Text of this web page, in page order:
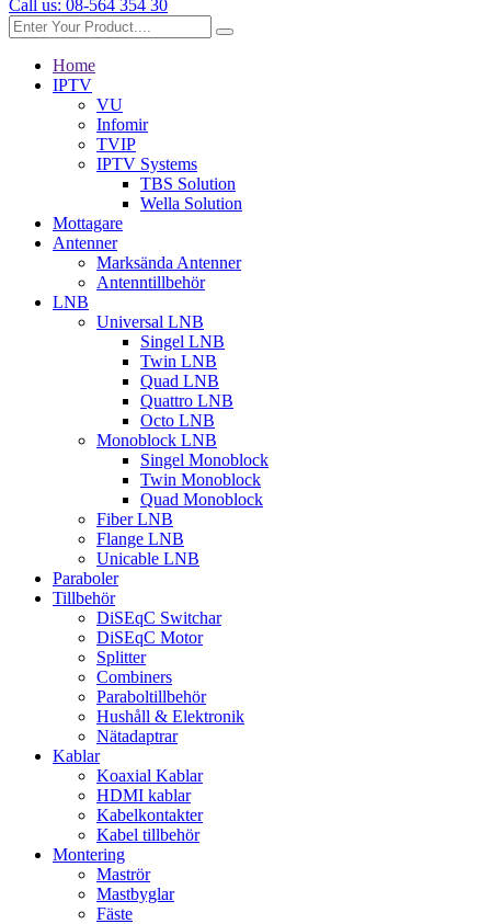
Call us: 08-564 354 30
Home
IPTV
VU
Infomir
TVIP
IPTV Systems
TBS Solution
Wella Solution
Mottagare
Antenner
Marksända Antenner
Antenntillbehör
LNB
Universal LNB
Singel LNB
Twin LNB
Quad LNB
Quattro LNB
Octo LNB
Monoblock LNB
Singel Monoblock
Twin Monoblock
Quad Monoblock
Fiber LNB
Flange LNB
Unicable LNB
Paraboler
Tillbehör
DiSEqC Switchar
DiSEqC Motor
Splitter
Combiners
Paraboltillbehör
Hushåll & Elektronik
Nätadaptrar
Kablar
Koaxial Kablar
HDMI kablar
Kabelkontakter
Kabel tillbehör
Montering
Maströr
Mastbyglar
Fäste